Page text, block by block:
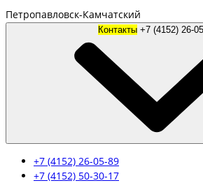
Петропавловск-Камчатский
Контакты
+7 (4152) 26-05-89
+7 (4152) 50-30-17